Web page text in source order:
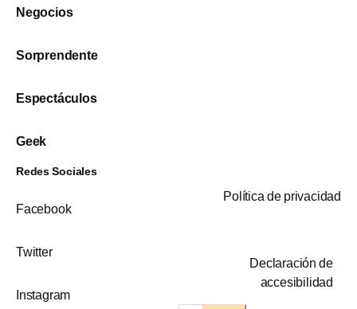
Negocios
Sorprendente
Espectáculos
Geek
Redes Sociales
Facebook
Twitter
Instagram
Política de privacidad
Declaración de
accesibilidad